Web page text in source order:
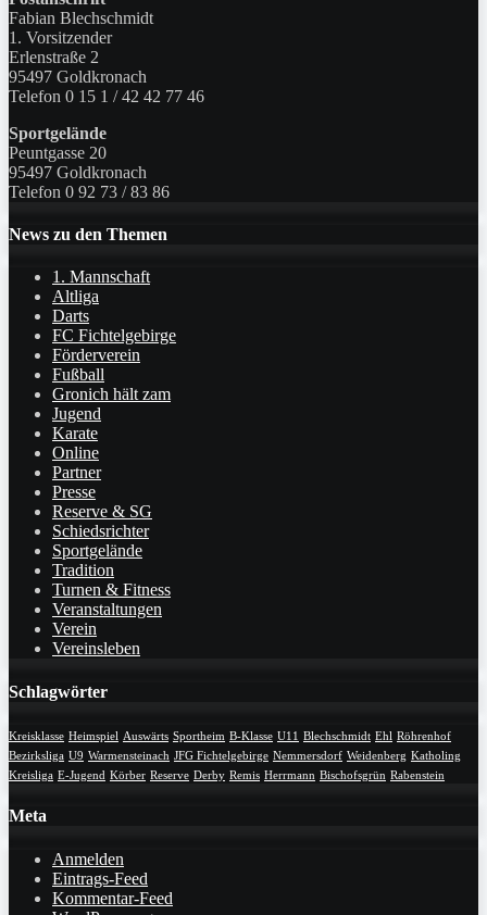
Fabian Blechschmidt
1. Vorsitzender
Erlenstraße 2
95497 Goldkronach
Telefon 0 15 1 / 42 42 77 46
Sportgelände
Peuntgasse 20
95497 Goldkronach
Telefon 0 92 73 / 83 86
News zu den Themen
1. Mannschaft
Altliga
Darts
FC Fichtelgebirge
Förderverein
Fußball
Gronich hält zam
Jugend
Karate
Online
Partner
Presse
Reserve & SG
Schiedsrichter
Sportgelände
Tradition
Turnen & Fitness
Veranstaltungen
Verein
Vereinsleben
Schlagwörter
Kreisklasse Heimspiel Auswärts Sportheim B-Klasse U11 Blechschmidt Ehl Röhrenhof
Bezirksliga U9 Warmensteinach JFG Fichtelgebirge Nemmersdorf Weidenberg Katholing
Kreisliga E-Jugend Körber Reserve Derby Remis Herrmann Bischofsgrün Rabenstein
Meta
Anmelden
Eintrags-Feed
Kommentar-Feed